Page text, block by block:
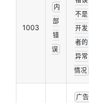
1003
内
部
错
误
不是
开发
者的
异常
情况
广告